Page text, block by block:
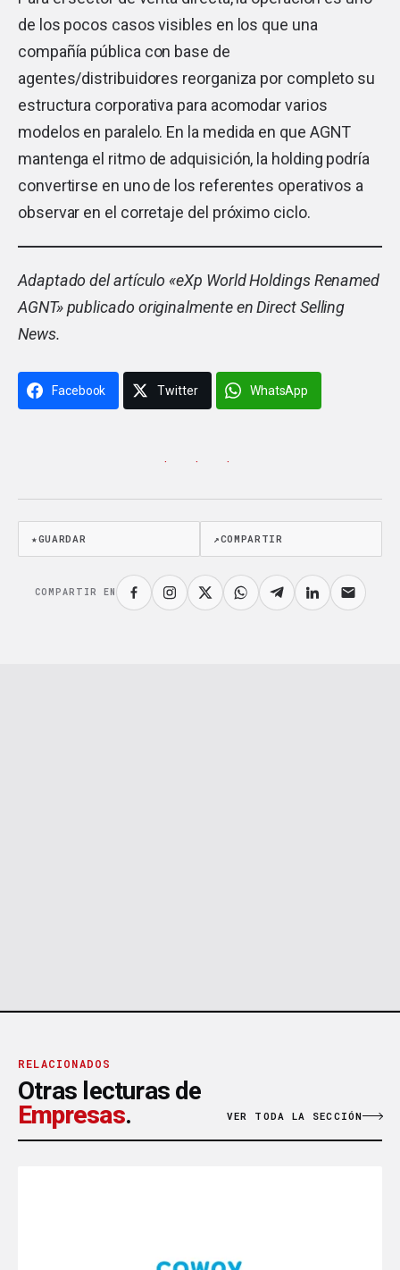
de los pocos casos visibles en los que una
compañía pública con base de
agentes/distribuidores reorganiza por completo su
estructura corporativa para acomodar varios
modelos en paralelo. En la medida en que AGNT
mantenga el ritmo de adquisición, la holding podría
convertirse en uno de los referentes operativos a
observar en el corretaje del próximo ciclo.
Adaptado del artículo «eXp World Holdings Renamed
AGNT» publicado originalmente en Direct Selling
News.
Facebook Twitter WhatsApp
· · ·
★GUARDAR ↗COMPARTIR
COMPARTIR EN
RELACIONADOS
Otras lecturas de
Empresas. VER TODA LA SECCIÓN